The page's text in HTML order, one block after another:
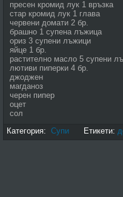
пресен кромид лук 1 връзка
стар кромид лук 1 глава
червени домати 2 бр.
брашно 1 супена лъжица
ориз 3 супени лъжици
яйце 1 бр.
растително масло 5 супени
лютиви пиперки 4 бр.
джоджен
магданоз
черен пипер
оцет
сол
Категория: Супи Етикети: